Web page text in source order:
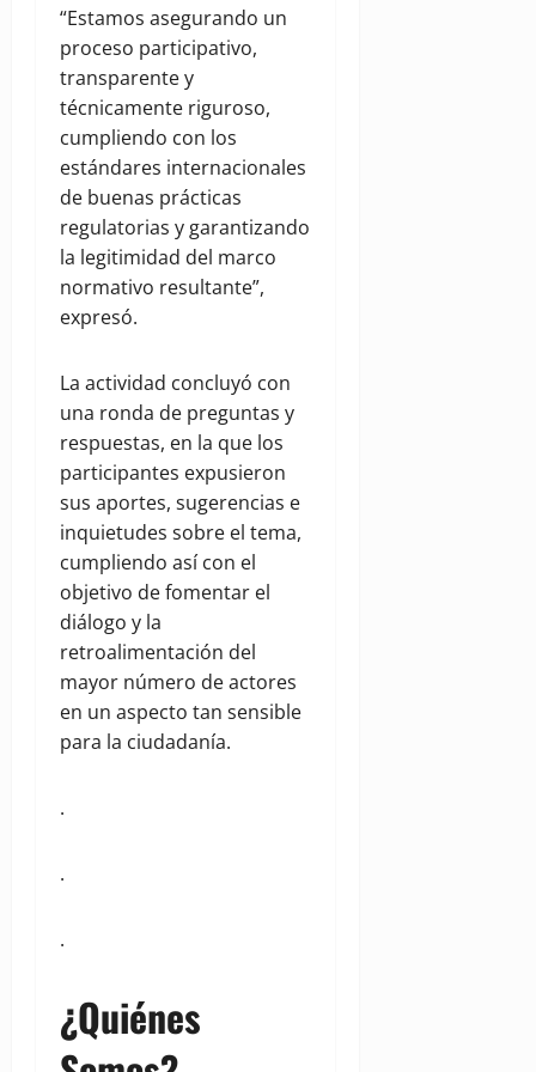
“Estamos asegurando un
proceso participativo,
transparente y
técnicamente riguroso,
cumpliendo con los
estándares internacionales
de buenas prácticas
regulatorias y garantizando
la legitimidad del marco
normativo resultante”,
expresó.
La actividad concluyó con
una ronda de preguntas y
respuestas, en la que los
participantes expusieron
sus aportes, sugerencias e
inquietudes sobre el tema,
cumpliendo así con el
objetivo de fomentar el
diálogo y la
retroalimentación del
mayor número de actores
en un aspecto tan sensible
para la ciudadanía.
.
.
.
¿Quiénes